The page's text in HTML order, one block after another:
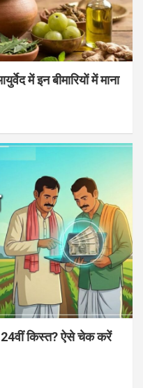
में इन बीमारियों में माना
24वीं किस्त? ऐसे चेक करें